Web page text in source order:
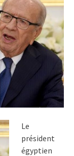
Le
président
égyptien